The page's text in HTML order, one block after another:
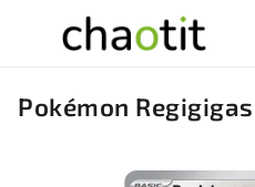
Pokémon